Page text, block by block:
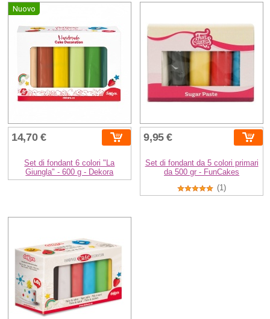
Nuovo
14,70 €
Set di fondant 6 colori "La
Giungla" - 600 g - Dekora
9,95 €
Set di fondant da 5 colori primari
da 500 gr - FunCakes
(1)